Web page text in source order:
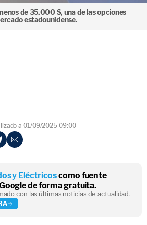
de 35.000 $, una de las opciones
estadounidense.
a 01/09/2025 09:00
y Eléctricoscomo fuente
de forma gratuita.
con las últimas noticias de actualidad.